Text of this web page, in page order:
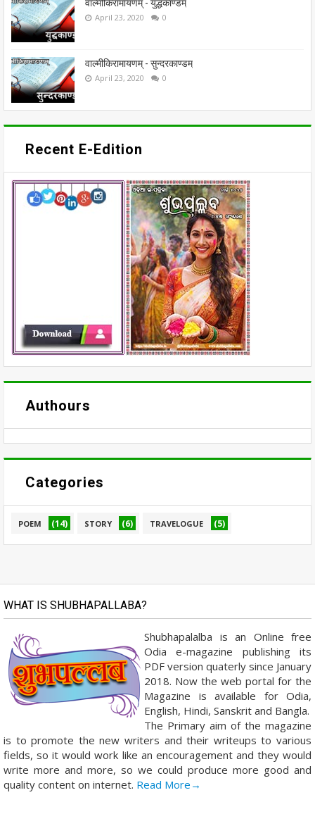
वाल्मीकिरामायणम् - युद्धकाण्डम्
April 23, 2020 0
वाल्मीकिरामायणम् - सुन्दरकाण्डम्
April 23, 2020 0
Recent E-Edition
Authours
Categories
POEM (14) STORY (6) TRAVELOGUE (5)
WHAT IS SHUBHAPALLABA?
Shubhapalalba is an Online free
Odia e-magazine publishing its
PDF version quaterly since January
2018. Now the web portal for the
Magazine is available for Odia,
English, Hindi, Sanskrit and Bangla.
The Primary aim of the magazine
is to promote the new writers and their writeups to various
fields, so it would work like an encouragement and they would
write more and more, so we could produce more good and
quality content on internet. Read More→